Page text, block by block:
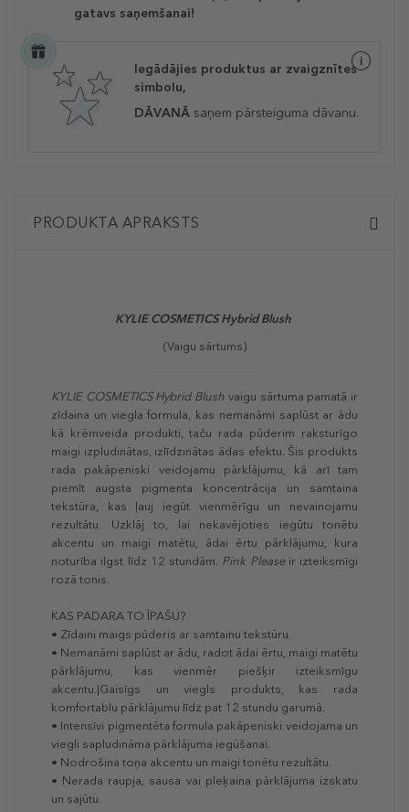
gatavs saņemšanai!
Iegādājies produktus ar zvaigznītes
simbolu,
DĀVANĀ saņem pārsteiguma dāvanu.
PRODUKTA APRAKSTS
KYLIE COSMETICS Hybrid Blush
(Vaigu sārtums)
KYLIE COSMETICS Hybrid Blush vaigu sārtuma pamatā ir
zīdaina un viegla formula, kas nemanāmi saplūst ar ādu
kā krēmveida produkti, taču rada pūderim raksturīgo
maigi izpludinātas, izlīdzinātas ādas efektu. Šis produkts
rada pakāpeniski veidojamu pārklājumu, kā arī tam
piemīt augsta pigmenta koncentrācija un samtaina
tekstūra, kas ļauj iegūt vienmērīgu un nevainojamu
rezultātu. Uzklāj to, lai nekavējoties iegūtu tonētu
akcentu un maigi matētu, ādai ērtu pārklājumu, kura
noturība ilgst līdz 12 stundām. Pink Pleaseir izteiksmīgi
rozā tonis.
KAS PADARA TO ĪPAŠU?
• Zīdaini maigs pūderis ar samtainu tekstūru.
• Nemanāmi saplūst ar ādu, radot ādai ērtu, maigi matētu
pārklājumu, kas vienmēr piešķir izteiksmīgu
akcentu.|Gaisīgs un viegls produkts, kas rada
komfortablu pārklājumu līdz pat 12 stundu garumā.
• Intensīvi pigmentēta formula pakāpeniski veidojama un
viegli sapludināma pārklājuma iegūšanai.
• Nodrošina toņa akcentu un maigi tonētu rezultātu.
• Nerada raupja, sausa vai pleķaina pārklājuma izskatu
un sajūtu.